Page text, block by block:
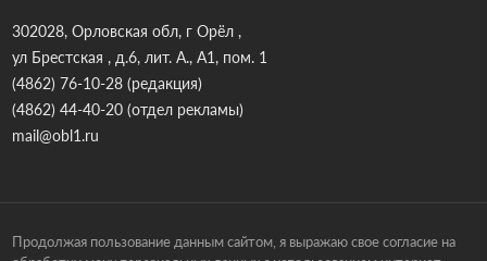
302028, Орловская обл, г Орёл ,
ул Брестская , д.6, лит. А., А1, пом. 1
(4862) 76-10-28(редакция)
(4862) 44-40-20(отдел рекламы)
mail@obl1.ru
Продолжая пользование данным сайтом, я выражаю свое согласие на